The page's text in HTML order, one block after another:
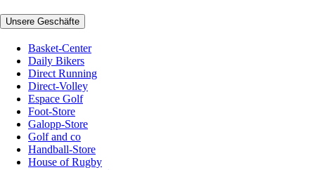
Unsere Geschäfte
Basket-Center
Daily Bikers
Direct Running
Direct-Volley
Espace Golf
Foot-Store
Galopp-Store
Golf and co
Handball-Store
House of Rugby